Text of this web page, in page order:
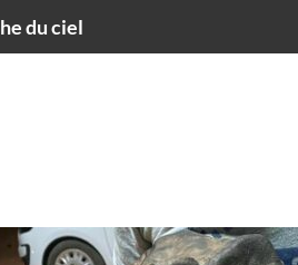
du ciel